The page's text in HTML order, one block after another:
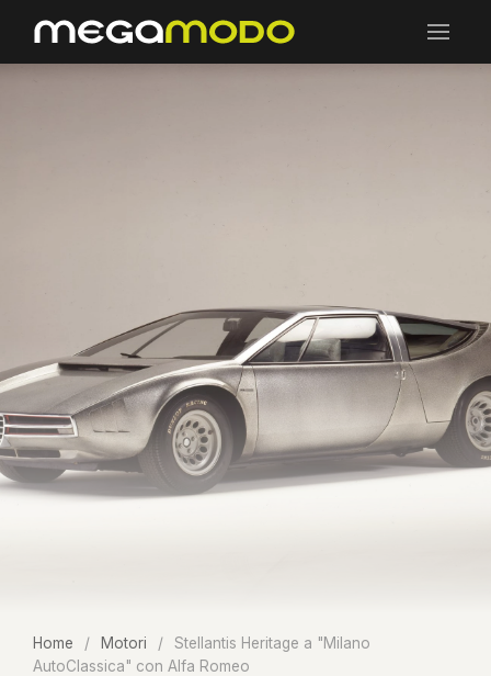
Home / Motori /
Stellantis Heritage a "Milano
AutoClassica" con Alfa Romeo